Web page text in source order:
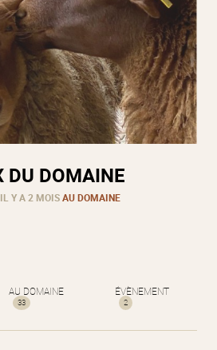
DU DOMAINE
Y A 2 MOISAU DOMAINE
AU DOMAINE
33
ÉVÈNEMENT
2